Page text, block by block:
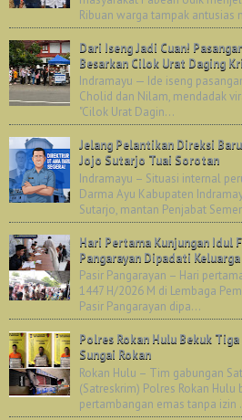
Ribuan warga tampak antusias
Dari Iseng Jadi Cuan!
Besarkan Cilok Urat Daging
Indramayu — Ide iseng
Cholid dan Nilam, mendadak
"Cilok Urat Dagin...
Jelang Pelantikan Direksi
Jojo Sutarjo Tuai Sorotan
Indramayu – Situasi internal
Darma Ayu Kabupaten
Sutarjo, mantan Penjabat
Hari Pertama Kunjungan Idul
Pangarayan Dipadati
Pasir Pangarayan – Hari
1447 H/2026 M di Lembaga
Pasir Pangarayan dipa...
Polres Rokan Hulu Bekuk
Sungai Rokan
Rokan Hulu – Tim gabungan
(Satreskrim) Polres Rokan
pertambangan emas tanpa izin